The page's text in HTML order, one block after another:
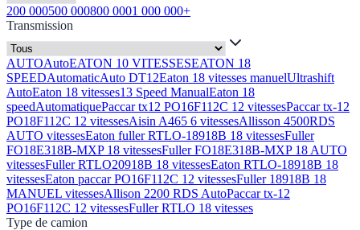
200 000500 000800 0001 000 000+
Transmission
AUTOAutoEATON 10 VITESSESEATON 18
SPEEDAutomaticAuto DT12Eaton 18 vitesses manuelUltrashift
AutoEaton 18 vitesses13 Speed ManualEaton 18
speedAutomatiquePaccar tx12 PO16F112C 12 vitessesPaccar tx-12
PO18F112C 12 vitessesAisin A465 6 vitessesAllisson 4500RDS
AUTO vitessesEaton fuller RTLO-18918B 18 vitessesFuller
FO18E318B-MXP 18 vitessesFuller FO18E318B-MXP 18 AUTO
vitessesFuller RTLO20918B 18 vitessesEaton RTLO-18918B 18
vitessesEaton paccar PO16F112C 12 vitessesFuller 18918B 18
MANUEL vitessesAllison 2200 RDS AutoPaccar tx-12
PO16F112C 12 vitessesFuller RTLO 18 vitesses
Type de camion